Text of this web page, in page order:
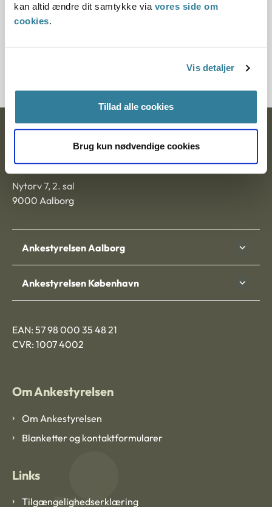
kan altid ændre dit samtykke via vores side om
cookies.
Vis detaljer
Tillad alle cookies
Brug kun nødvendige cookies
§ 7 § 18 § 17
Ankestyrelsen
Postadresse:
Nytorv 7, 2. sal
9000 Aalborg
Ankestyrelsen Aalborg
Ankestyrelsen København
EAN: 57 98 000 35 48 21
CVR: 1007 4002
Om Ankestyrelsen
Om Ankestyrelsen
Blanketter og kontaktformularer
Links
Tilgængelighedserklæring